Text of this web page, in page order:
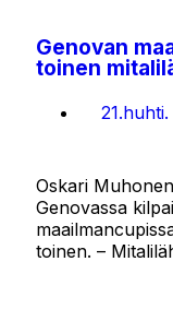
Genovan
toinen
21.huhti.
Oskari
Genovassa
toinen. –